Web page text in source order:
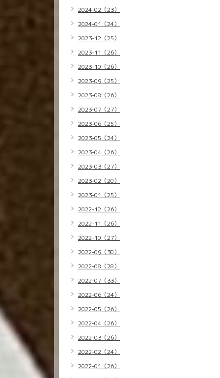
2024-02（23）
2024-01（24）
2023-12（25）
2023-11（26）
2023-10（26）
2023-09（25）
2023-08（26）
2023-07（27）
2023-06（25）
2023-05（24）
2023-04（26）
2023-03（27）
2023-02（20）
2023-01（25）
2022-12（26）
2022-11（26）
2022-10（27）
2022-09（30）
2022-08（28）
2022-07（33）
2022-06（24）
2022-05（26）
2022-04（26）
2022-03（26）
2022-02（24）
2022-01（26）